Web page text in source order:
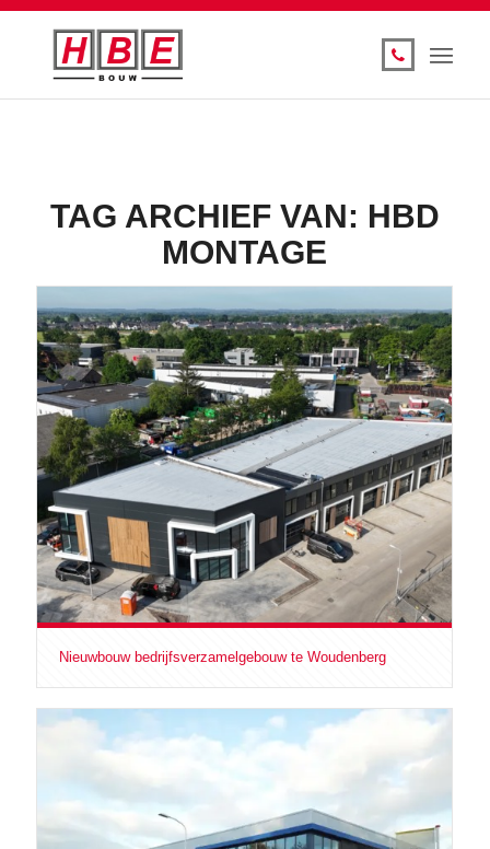
TAG ARCHIEF VAN: HBD
MONTAGE
Nieuwbouw bedrijfsverzamelgebouw te Woudenberg